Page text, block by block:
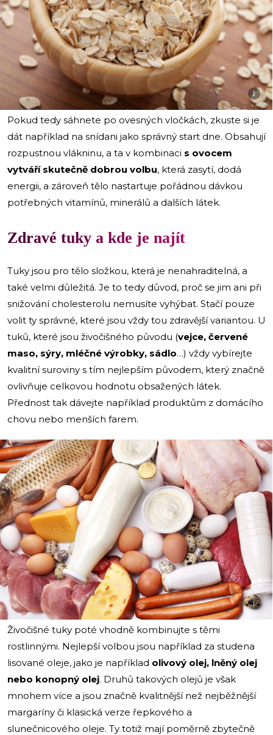
i
Pokud tedy sáhnete po ovesných vločkách, zkuste si je
dát například na snídani jako správný start dne. Obsahují
rozpustnou vlákninu, a ta v kombinaci s ovocem
vytváří skutečně dobrou volbu, která zasytí, dodá
energii, a zároveň tělo nastartuje pořádnou dávkou
potřebných vitamínů, minerálů a dalších látek.
Zdravé tuky a kde je najít
Tuky jsou pro tělo složkou, která je nenahraditelná, a
také velmi důležitá. Je to tedy důvod, proč se jim ani při
snižování cholesterolu nemusíte vyhýbat. Stačí pouze
volit ty správné, které jsou vždy tou zdravější variantou. U
tuků, které jsou živočišného původu (vejce, červené
maso, sýry, mléčné výrobky, sádlo…) vždy vybírejte
kvalitní suroviny s tím nejlepším původem, který značně
ovlivňuje celkovou hodnotu obsažených látek.
Přednost tak dávejte například produktům z domácího
chovu nebo menších farem.
i
Živočišné tuky poté vhodně kombinujte s těmi
rostlinnými. Nejlepší volbou jsou například za studena
lisované oleje, jako je například olivový olej, lněný olej
nebo konopný olej. Druhů takových olejů je však
mnohem více a jsou značně kvalitnější než nejběžnější
margaríny či klasická verze řepkového a
slunečnicového oleje. Ty totiž mají poměrně zbytečně